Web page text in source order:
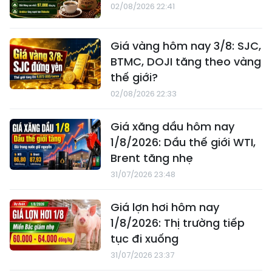
02/08/2026 22:41
Giá vàng hôm nay 3/8: SJC,
BTMC, DOJI tăng theo vàng
thế giới?
02/08/2026 22:33
Giá xăng dầu hôm nay
1/8/2026: Dầu thế giới WTI,
Brent tăng nhẹ
31/07/2026 23:48
Giá lợn hơi hôm nay
1/8/2026: Thị trường tiếp
tục đi xuống
31/07/2026 23:37